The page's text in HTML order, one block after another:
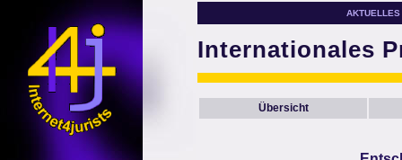
AKTUELLES
Internationales
Übersicht